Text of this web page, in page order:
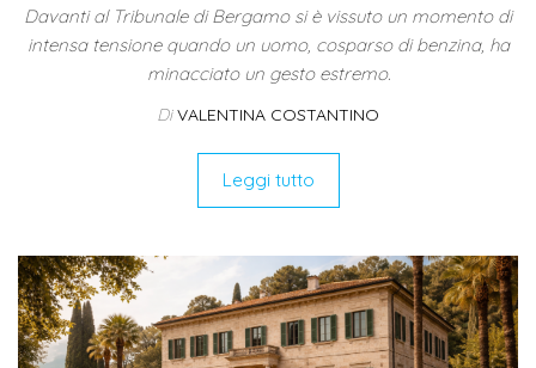
Davanti al Tribunale di Bergamo si è vissuto un momento di
intensa tensione quando un uomo, cosparso di benzina, ha
minacciato un gesto estremo.
Di VALENTINA COSTANTINO
Leggi tutto